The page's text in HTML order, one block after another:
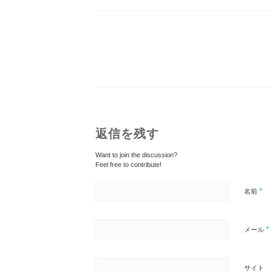
返信を残す
Want to join the discussion?
Feel free to contribute!
名前 *
メール *
サイト